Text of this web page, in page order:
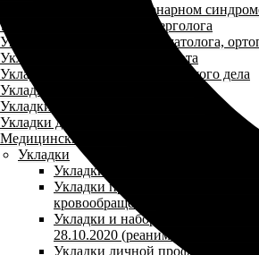
Укладки при остром коронарном
Укладки для кабинета аллерголога
Укладки для кабинета травматолога,
Укладки для кабинета терапевта
Укладки для кабинета сестринского дела
Укладки для кабинета педиатра
Укладки для кабинета гепатолога
Укладки для кабинета косметолога
Медицинские сумки
Укладки
Укладки при желудочно-
Укладки при нарушении
кровообращения
Укладки и наборы по приказу
28.10.2020 (реанимационная
Укладки личной профилактики